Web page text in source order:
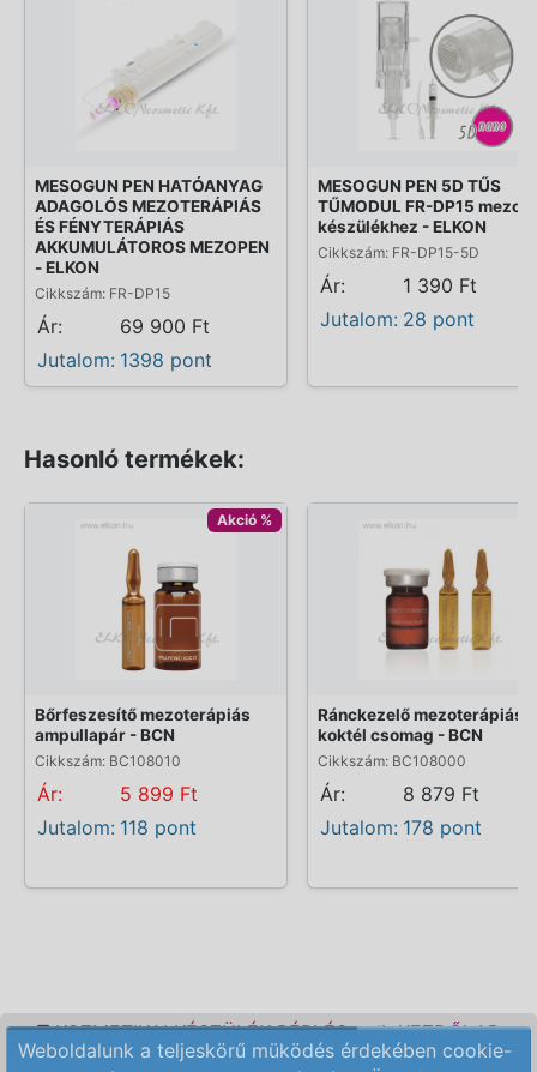
MESOGUN PEN HATÓANYAG
ADAGOLÓS MEZOTERÁPIÁS
ÉS FÉNYTERÁPIÁS
AKKUMULÁTOROS MEZOPEN
- ELKON
Cikkszám: FR-DP15
Ár:
69 900 Ft
Jutalom: 1398 pont
MESOGUN PEN 5D TŰS
TŰMODUL FR-DP15
készülékhez - ELKON
Cikkszám: FR-DP15-5D
Ár:
1 390 Ft
Jutalom: 28 pont
Hasonló termékek:
Akció %
Bőrfeszesítő mezoterápiás
ampullapár - BCN
Cikkszám: BC108010
Ár:
5 899 Ft
Jutalom: 118 pont
Ránckezelő mezoterápiás
koktél csomag - BCN
Cikkszám: BC108000
Ár:
8 879 Ft
Jutalom: 178 pont
KOZMETIKAI KÉSZÜLÉK BÉRLÉS
KEZDŐLAP
Weboldalunk a teljeskörű müködés érdekében cookie-